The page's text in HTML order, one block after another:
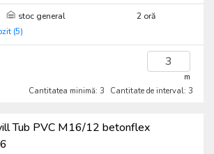
stoc general
2 oră
(5)
m
Cantitatea minimă: 3
Cantitate de interval: 3
Tub PVC M16/12 betonflex